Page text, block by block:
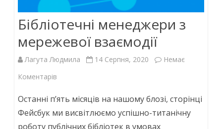
Бібліотечні менеджери з
мережевої взаємодії
Лагута Людмила 14 Серпня, 2020
Немає
Коментарів
менеджери
Останні п’ять місяців на нашому блозі, сторінці
Фейсбук ми висвітлюємо успішно-титанічну
роботу публічних бібліотек в умовах